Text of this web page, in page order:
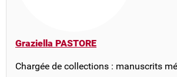
Graziella PASTORE
Chargée de collections : manuscrits